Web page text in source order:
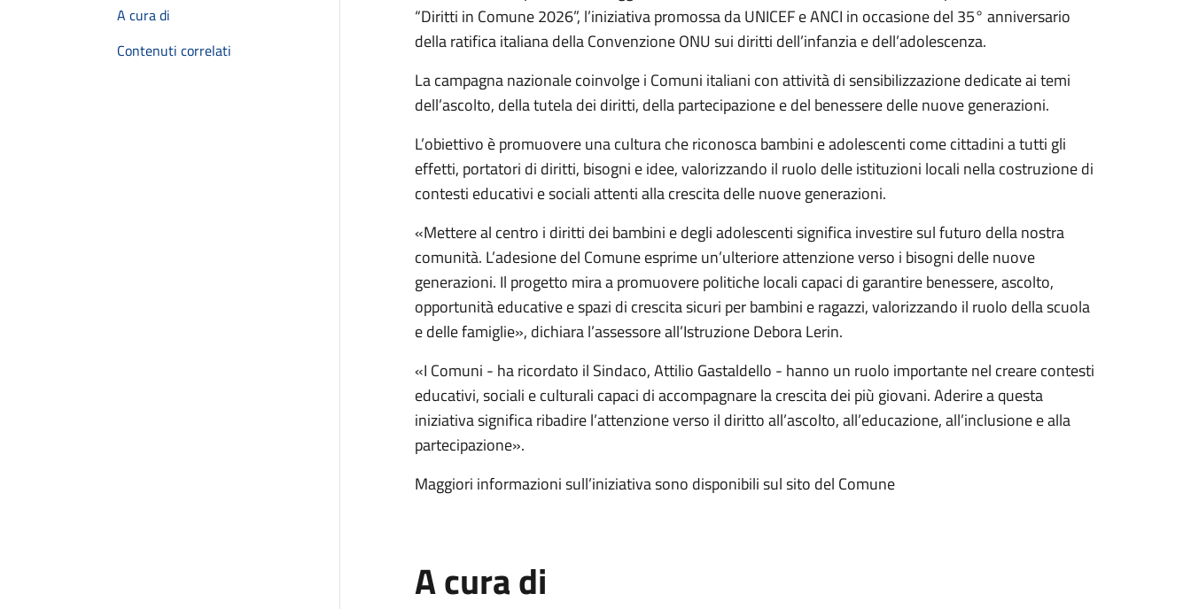
A cura di
Contenuti correlati
“Diritti in Comune 2026”, l’iniziativa promossa da UNICEF e ANCI in occasione del 35° anniversario
della ratifica italiana della Convenzione ONU sui diritti dell’infanzia e dell’adolescenza.
La campagna nazionale coinvolge i Comuni italiani con attività di sensibilizzazione dedicate ai temi
dell’ascolto, della tutela dei diritti, della partecipazione e del benessere delle nuove generazioni.
L’obiettivo è promuovere una cultura che riconosca bambini e adolescenti come cittadini a tutti gli
effetti, portatori di diritti, bisogni e idee, valorizzando il ruolo delle istituzioni locali nella costruzione di
contesti educativi e sociali attenti alla crescita delle nuove generazioni.
«Mettere al centro i diritti dei bambini e degli adolescenti significa investire sul futuro della nostra
comunità. L’adesione del Comune esprime un’ulteriore attenzione verso i bisogni delle nuove
generazioni. Il progetto mira a promuovere politiche locali capaci di garantire benessere, ascolto,
opportunità educative e spazi di crescita sicuri per bambini e ragazzi, valorizzando il ruolo della scuola
e delle famiglie», dichiara l’assessore all’Istruzione Debora Lerin.
«I Comuni - ha ricordato il Sindaco, Attilio Gastaldello - hanno un ruolo importante nel creare contesti
educativi, sociali e culturali capaci di accompagnare la crescita dei più giovani. Aderire a questa
iniziativa significa ribadire l’attenzione verso il diritto all’ascolto, all’educazione, all’inclusione e alla
partecipazione».
Maggiori informazioni sull’iniziativa sono disponibili sul sito del Comune
A cura di